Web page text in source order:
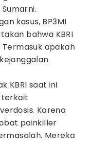
kasus, BP3MI
bahwa KBRI
apakah
KBRI saat ini
terkait
Karena
painkiller
Mereka